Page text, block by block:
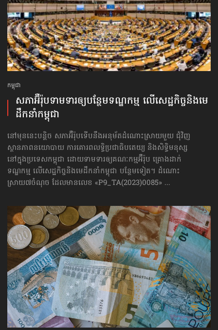
កម្ពុជា
សភាអ៊ឺរ៉ុបទាមទារ​ឲ្យបន្ថែម​ទណ្ឌកម្ម លើសេដ្ឋកិច្ច​និងមេ
ដឹកនាំកម្ពុជា
នៅមុននេះបន្តិច សភាអ៊ឺរ៉ុបទើបនឹងអនុម័តដំណោះស្រាយមួយ ជុំវិញ
ស្ថានភាពនយោបាយ ការគោរព​លទ្ធិ​ប្រជាធិបតេយ្យ និងសិទ្ធិមនុស្ស
នៅក្នុងប្រទេសកម្ពុជា ដោយទាមទារឲ្យគណៈកម្មអ៊ឺរ៉ុប គ្រោងដាក់​
ទណ្ឌកម្ម លើសេដ្ឋកិច្ច​និងមេដឹកនាំកម្ពុជា បន្ថែមទៀត។ ដំណោះ
ស្រាយ៧ចំណុច ដែលមានលេខ «P9_TA(2023)0085» ...